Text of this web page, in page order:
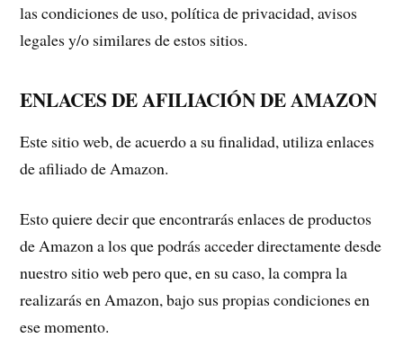
las condiciones de uso, política de privacidad, avisos
legales y/o similares de estos sitios.
ENLACES DE AFILIACIÓN DE AMAZON
Este sitio web, de acuerdo a su finalidad, utiliza enlaces
de afiliado de Amazon.
Esto quiere decir que encontrarás enlaces de productos
de Amazon a los que podrás acceder directamente desde
nuestro sitio web pero que, en su caso, la compra la
realizarás en Amazon, bajo sus propias condiciones en
ese momento.